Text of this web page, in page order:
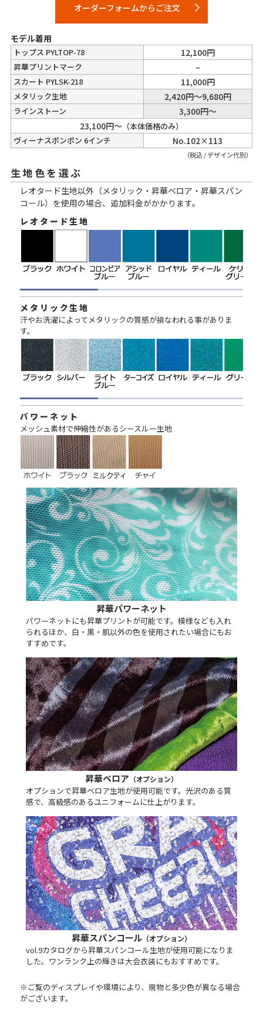
オーダーフォームからご注文
モデル着用
（税込 / デザイン代別）
トップス PYLTOP-78 12,100円
昇華プリントマーク –
スカート PYLSK-218 11,000円
メタリック生地 2,420円～9,680円
ラインストーン
3,300円～
23,100円～ （本体価格のみ）
ヴィーナスポンポン 6インチ
No.102×113
生地色を選ぶ
レオタード生地以外（メタリック・昇華ベロア・昇華スパン
コール）を使用の場合、追加料金がかかります。
レオタード生地
メタリック生地
汗やお洗濯によってメタリックの質感が損なわれる事がありま
す。
パワーネット
メッシュ素材で伸縮性があるシースルー生地
昇華パワーネット
パワーネットにも昇華プリントが可能です。模様なども入れ
られるほか、白・黒・肌以外の色を使用されたい場合にもお
すすめです。
昇華ベロア （オプション）
オプションで昇華ベロア生地が使用可能です。光沢のある質
感で、高級感のあるユニフォームに仕上がります。
昇華スパンコール （オプション）
vol.9カタログから昇華スパンコール生地が使用可能になりま
した。ワンランク上の輝きは大会衣装にもおすすめです。
※ご覧のディスプレイや環境により、現物と多少色が異なる場合
がございます。